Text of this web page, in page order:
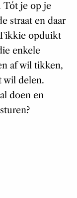
Tót je op je
straat en daar
opduikt
enkele
af wil tikken,
wil delen.
doen en